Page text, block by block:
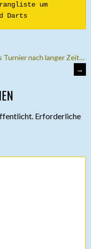
um
Darts
Turnier nach langer Zeit…
→
Erforderliche